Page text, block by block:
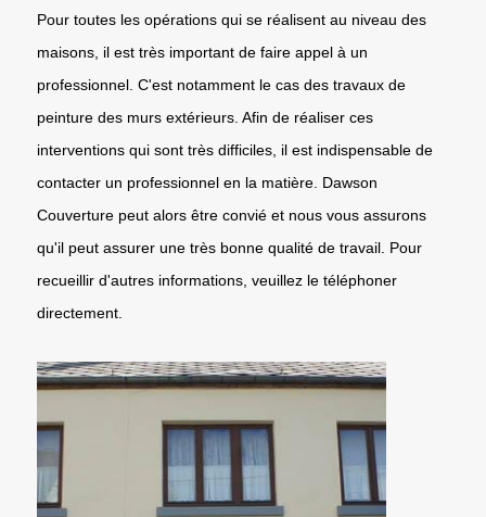
Pour toutes les opérations qui se réalisent au niveau des
maisons, il est très important de faire appel à un
professionnel. C'est notamment le cas des travaux de
peinture des murs extérieurs. Afin de réaliser ces
interventions qui sont très difficiles, il est indispensable de
contacter un professionnel en la matière. Dawson
Couverture peut alors être convié et nous vous assurons
qu'il peut assurer une très bonne qualité de travail. Pour
recueillir d'autres informations, veuillez le téléphoner
directement.